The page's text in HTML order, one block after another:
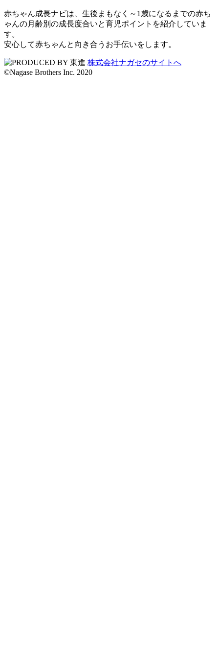
赤ちゃん成長ナビは、生後まもなく～1歳になるまでの赤ち
ゃんの月齢別の成長度合いと育児ポイントを紹介していま
す。
安心して赤ちゃんと向き合うお手伝いをします。
株式会社ナガセのサイトへ
©︎Nagase Brothers Inc. 2020